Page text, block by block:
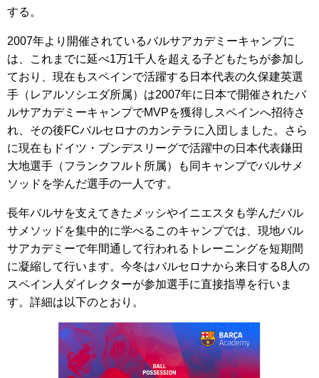
する。
2007年より開催されているバルサアカデミーキャンプに
は、これまでに延べ1万1千人を超える子どもたちが参加し
ており、現在もスペインで活躍する日本代表の久保建英選
手（レアルソシエダ所属）は2007年に日本で開催されたバ
ルサアカデミーキャンプでMVPを獲得しスペインへ招待さ
れ、その後FCバルセロナのカンテラに入団しました。さら
に現在もドイツ・ブンデスリーグで活躍中の日本代表鎌田
大地選手（フランクフルト所属）も同キャンプでバルサメ
ソッドを学んだ選手の一人です。
長年バルサを支えてきたメッシやイニエスタも学んだバル
サメソッドを集中的に学べるこのキャンプでは、現地バル
サアカデミーで年間通して行われるトレーニングを短期間
に凝縮して行います。今冬はバルセロナから来日する8人の
スペイン人ダイレクターが参加選手に直接指導を行いま
す。詳細は以下のとおり。